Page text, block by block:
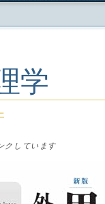
学
クしています